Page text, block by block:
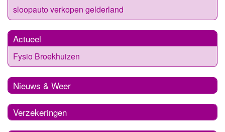
sloopauto verkopen gelderland
Actueel
Fysio Broekhuizen
Nieuws & Weer
Verzekeringen